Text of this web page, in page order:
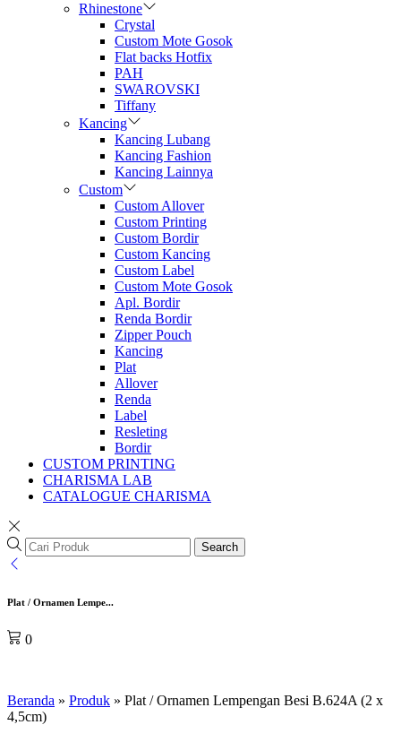
Rhinestone
Crystal
Custom Mote Gosok
Flat backs Hotfix
PAH
SWAROVSKI
Tiffany
Kancing
Kancing Lubang
Kancing Fashion
Kancing Lainnya
Custom
Custom Allover
Custom Printing
Custom Bordir
Custom Kancing
Custom Label
Custom Mote Gosok
Apl. Bordir
Renda Bordir
Zipper Pouch
Kancing
Plat
Allover
Renda
Label
Resleting
Bordir
CUSTOM PRINTING
CHARISMA LAB
CATALOGUE CHARISMA
Search
Plat / Ornamen Lempe...
0
Beranda » Produk » Plat / Ornamen Lempengan Besi B.624A (2 x
4,5cm)